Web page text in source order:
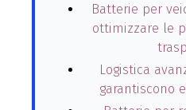
Batterie per
ottimizzare le
Logistica
garantiscono